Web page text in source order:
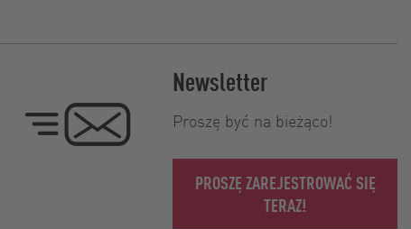
Newsletter
Proszę być na bieżąco!
PROSZĘ ZAREJESTROWAĆ SIĘ
TERAZ!